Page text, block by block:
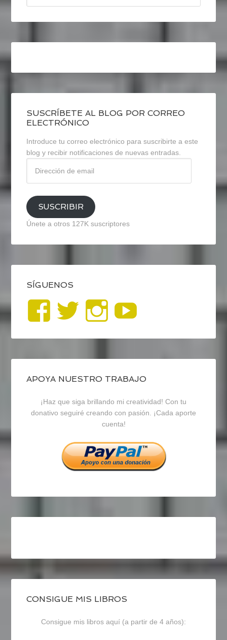
SUSCRÍBETE AL BLOG POR CORREO
ELECTRÓNICO
Introduce tu correo electrónico para suscribirte a este
blog y recibir notificaciones de nuevas entradas.
email
SUSCRIBIR
Únete a otros 127K suscriptores
SÍGUENOS
Ver
perfil
de
blogrecursosep
en
Facebook
Ver
perfil
de
recursosep
en
Twitter
Ver
perfil
de
recursosep
en
Instagram
APOYA NUESTRO TRABAJO
¡Haz que siga brillando mi creatividad! Con tu
donativo seguiré creando con pasión. ¡Cada aporte
cuenta!
CONSIGUE MIS LIBROS
Consigue mis libros aquí (a partir de 4 años):